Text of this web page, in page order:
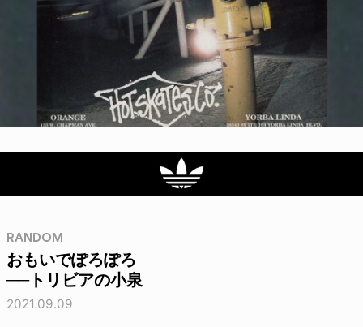
RANDOM
おもいでぽろぽろ
──トリビアの小泉
2021.09.09